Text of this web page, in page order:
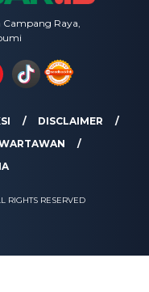
Raya,
DISCLAIMER
RIGHTS RESERVED